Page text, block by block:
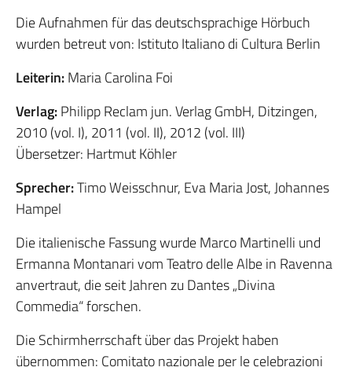
Die Aufnahmen für das deutschsprachige Hörbuch
wurden betreut von: Istituto Italiano di Cultura Berlin
Leiterin:Maria Carolina Foi
Verlag:Philipp Reclam jun. Verlag GmbH, Ditzingen,
2010 (vol. I), 2011 (vol. II), 2012 (vol. III)
Übersetzer: Hartmut Köhler
Sprecher:Timo Weisschnur, Eva Maria Jost, Johannes
Hampel
Die italienische Fassung wurde Marco Martinelli und
Ermanna Montanari vom Teatro delle Albe in Ravenna
anvertraut, die seit Jahren zu Dantes „Divina
Commedia“ forschen.
Die Schirmherrschaft über das Projekt haben
übernommen: Comitato nazionale per le celebrazioni